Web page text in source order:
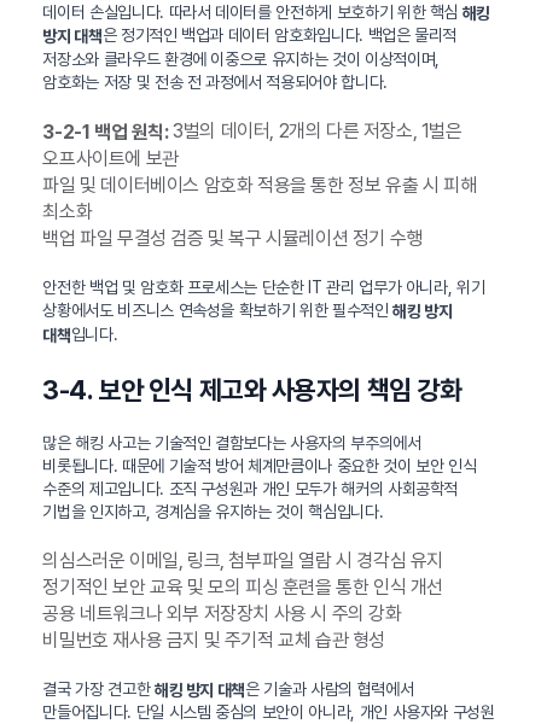
데이터 손실입니다. 따라서 데이터를 안전하게 보호하기 위한 핵심 해킹
방지 대책은 정기적인 백업과 데이터 암호화입니다. 백업은 물리적
저장소와 클라우드 환경에 이중으로 유지하는 것이 이상적이며,
암호화는 저장 및 전송 전 과정에서 적용되어야 합니다.
3-2-1 백업 원칙:3벌의 데이터, 2개의 다른 저장소, 1벌은
오프사이트에 보관
파일 및 데이터베이스 암호화 적용을 통한 정보 유출 시 피해
최소화
백업 파일 무결성 검증 및 복구 시뮬레이션 정기 수행
안전한 백업 및 암호화 프로세스는 단순한 IT 관리 업무가 아니라, 위기
상황에서도 비즈니스 연속성을 확보하기 위한 필수적인해킹 방지
대책입니다.
3-4. 보안 인식 제고와 사용자의 책임 강화
많은 해킹 사고는 기술적인 결함보다는 사용자의 부주의에서
비롯됩니다. 때문에 기술적 방어 체계만큼이나 중요한 것이 보안 인식
수준의 제고입니다. 조직 구성원과 개인 모두가 해커의 사회공학적
기법을 인지하고, 경계심을 유지하는 것이 핵심입니다.
의심스러운 이메일, 링크, 첨부파일 열람 시 경각심 유지
정기적인 보안 교육 및 모의 피싱 훈련을 통한 인식 개선
공용 네트워크나 외부 저장장치 사용 시 주의 강화
비밀번호 재사용 금지 및 주기적 교체 습관 형성
결국 가장 견고한해킹 방지 대책은 기술과 사람의 협력에서
만들어집니다. 단일 시스템 중심의 보안이 아니라, 개인 사용자와 구성원